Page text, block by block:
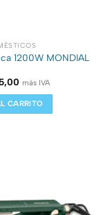
1200W MONDIAL
más IVA
CARRITO